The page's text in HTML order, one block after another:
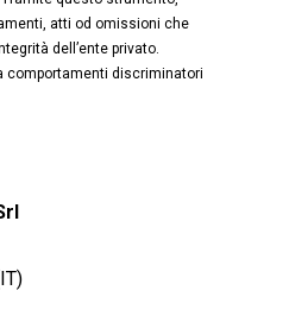
atti od omissioni che
dell’ente privato.
comportamenti discriminatori